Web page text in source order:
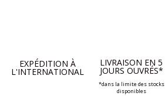
EXPÉDITION À
L'INTERNATIONAL
LIVRAISON EN 5
JOURS OUVRÉS*
*dans la limite des stocks
disponibles